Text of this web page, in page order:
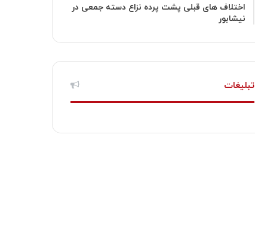
اختلاف های قبلی پشت پرده نزاع دسته جمعی در
نیشابور
تبلیغات